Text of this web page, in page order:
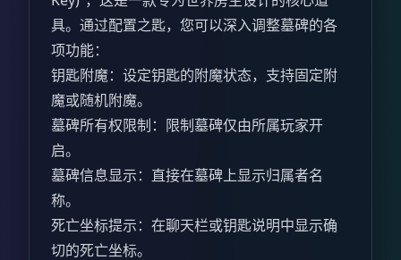
具。通过配置之匙，您可以深入调整墓碑的各
项功能：
钥匙附魔：设定钥匙的附魔状态，支持固定附
魔或随机附魔。
墓碑所有权限制：限制墓碑仅由所属玩家开
启。
墓碑信息显示：直接在墓碑上显示归属者名
称。
死亡坐标提示：在聊天栏或钥匙说明中显示确
切的死亡坐标。